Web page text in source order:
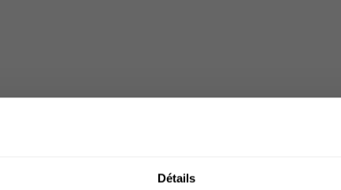
Détails
dans les années 1980 en Californie avant de migrer
Cups des années 80 et 90​.